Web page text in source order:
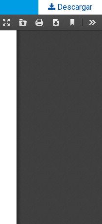
Descargar